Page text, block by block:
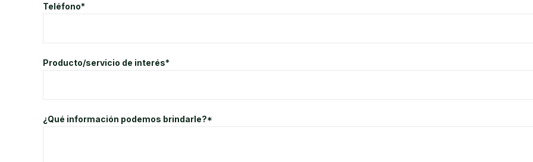
Teléfono*
Producto/servicio de interés*
¿Qué información podemos brindarle?*